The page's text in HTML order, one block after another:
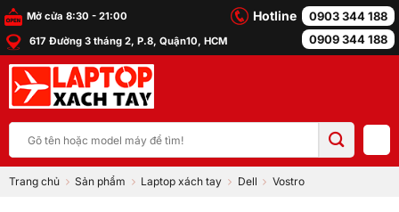
Bỏ
qua
nội
dung
Mở cửa 8:30 - 21:00
617 Đường 3 tháng 2, P.8, Quận10, HCM
Hotline
0903 344 188
0909 344 188
kiếm:
Trang chủ Sản phẩm Laptop xách tay Dell Vostro